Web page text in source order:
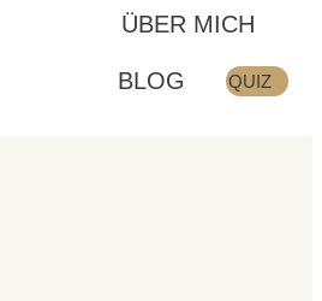
ÜBER MICH
BLOG QUIZ